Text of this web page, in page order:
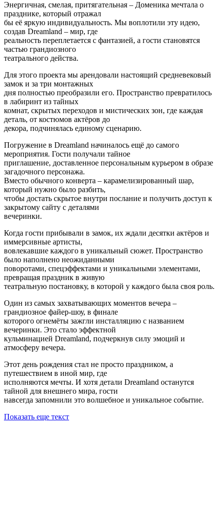
Энергичная, смелая, притягательная – Доменика мечтала о
празднике, который отражал
бы её яркую индивидуальность. Мы воплотили эту идею,
создав Dreamland – мир, где
реальность переплетается с фантазией, а гости становятся
частью грандиозного
театрального действа.
Для этого проекта мы арендовали настоящий средневековый
замок и за три монтажных
дня полностью преобразили его. Пространство превратилось
в лабиринт из тайных
комнат, скрытых переходов и мистических зон, где каждая
деталь, от костюмов актёров до
декора, подчинялась единому сценарию.
Погружение в Dreamland начиналось ещё до самого
мероприятия. Гости получали тайное
приглашение, доставленное персональным курьером в образе
загадочного персонажа.
Вместо обычного конверта – карамелизированный шар,
который нужно было разбить,
чтобы достать скрытое внутри послание и получить доступ к
закрытому сайту с деталями
вечеринки.
Когда гости прибывали в замок, их ждали десятки актёров и
иммерсивные артисты,
вовлекавшие каждого в уникальный сюжет. Пространство
было наполнено неожиданными
поворотами, спецэффектами и уникальными элементами,
превращая праздник в живую
театральную постановку, в которой у каждого была своя роль.
Один из самых захватывающих моментов вечера –
грандиозное файер-шоу, в финале
которого огнемёты зажгли инсталляцию с названием
вечеринки. Это стало эффектной
кульминацией Dreamland, подчеркнув силу эмоций и
атмосферу вечера.
Этот день рождения стал не просто праздником, а
путешествием в иной мир, где
исполняются мечты. И хотя детали Dreamland останутся
тайной для внешнего мира, гости
навсегда запомнили это волшебное и уникальное событие.
Показать еще текст